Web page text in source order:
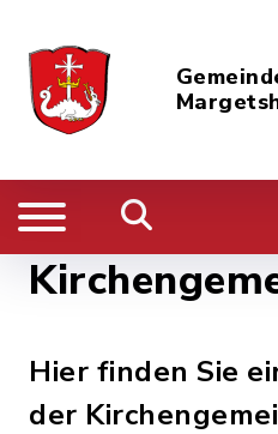
Hier finden Sie
der